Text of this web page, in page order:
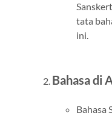
tata
ini.
Bahasa di
Bahasa